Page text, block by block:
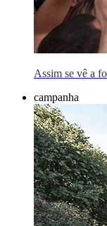
Assim se vê a
campanha